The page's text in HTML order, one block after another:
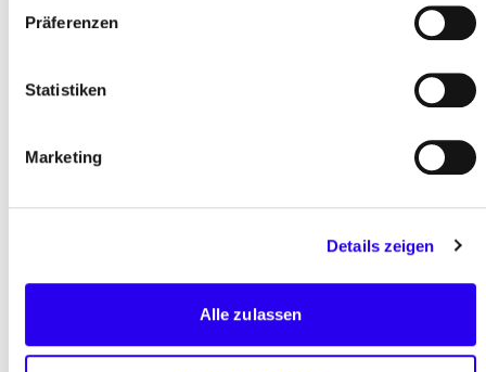
Präferenzen
Statistiken
Marketing
Details zeigen
Alle zulassen
beleuchten in Fachvorträgen, interaktiven
die für alle relevant sind, aber individuelle
Wissenstransfer
: Während die großen Städte
vorlegen müssen, haben kleinere Kommunen
noch bis 2028 Zeit. Das schafft Raum für
voneinander lernen.